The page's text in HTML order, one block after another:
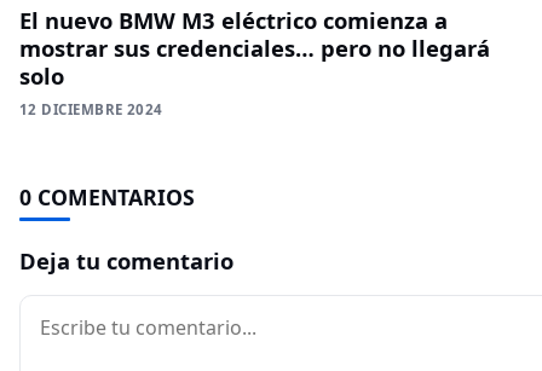
El nuevo BMW M3 eléctrico comienza a
mostrar sus credenciales… pero no llegará
solo
12 DICIEMBRE 2024
0 COMENTARIOS
Deja tu comentario
Comentario